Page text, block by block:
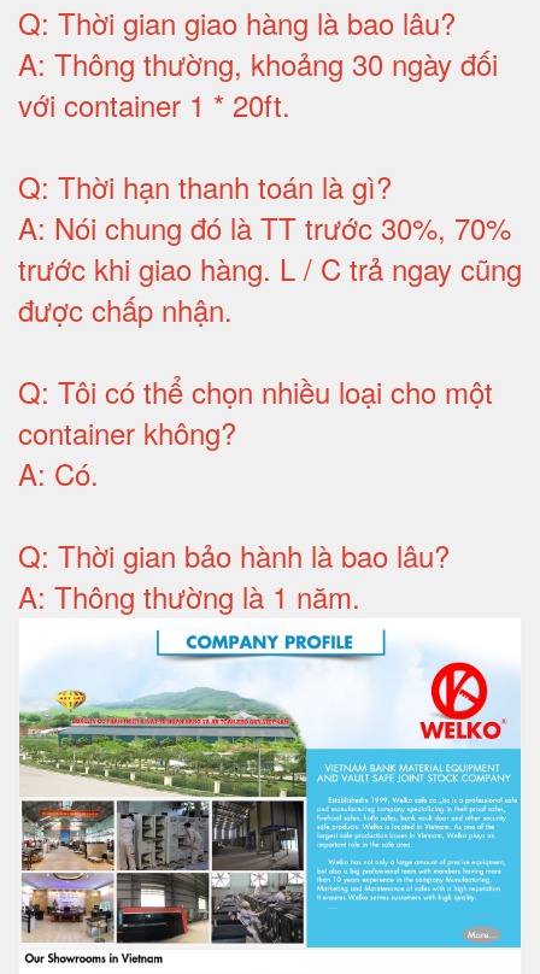
Q: Thời gian giao hàng là bao lâu?
A: Thông thường, khoảng 30 ngày đối
với container 1 * 20ft.
Q: Thời hạn thanh toán là gì?
A: Nói chung đó là TT trước 30%, 70%
trước khi giao hàng. L / C trả ngay cũng
được chấp nhận.
Q: Tôi có thể chọn nhiều loại cho một
container không?
A: Có.
Q: Thời gian bảo hành là bao lâu?
A: Thông thường là 1 năm.